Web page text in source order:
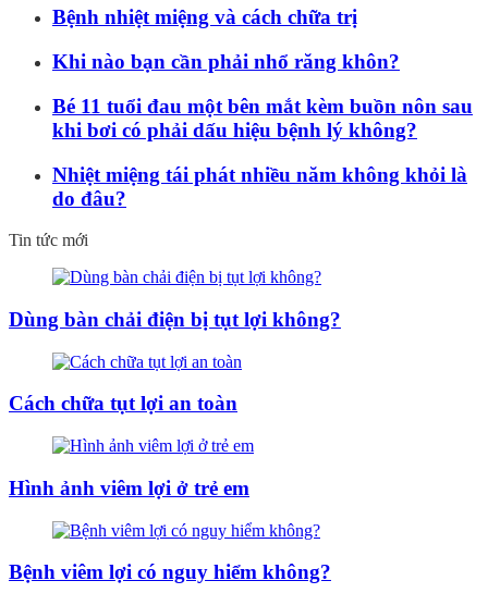
Bệnh nhiệt miệng và cách chữa trị
Khi nào bạn cần phải nhổ răng khôn?
Bé 11 tuổi đau một bên mắt kèm buồn nôn sau
khi bơi có phải dấu hiệu bệnh lý không?
Nhiệt miệng tái phát nhiều năm không khỏi là
do đâu?
Tin tức mới
Dùng bàn chải điện bị tụt lợi không?
Cách chữa tụt lợi an toàn
Hình ảnh viêm lợi ở trẻ em
Bệnh viêm lợi có nguy hiểm không?